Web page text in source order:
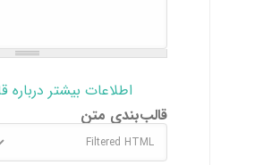
اطلاعات بیشتر درباره
قالب‌بندی متن